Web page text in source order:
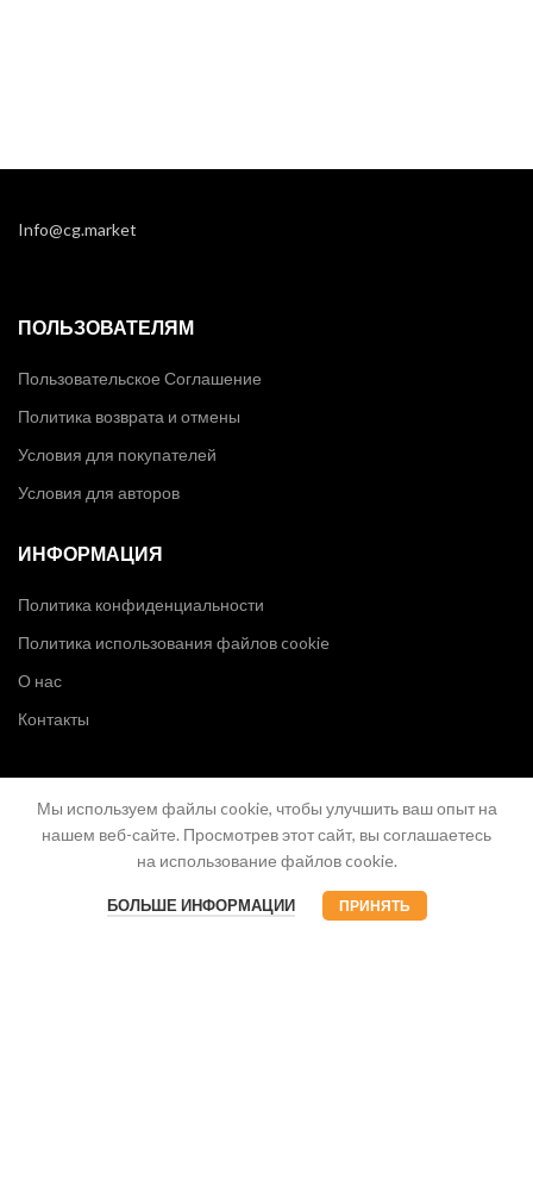
Info@cg.market
ПОЛЬЗОВАТЕЛЯМ
Пользовательское Соглашение
Политика возврата и отмены
Условия для покупателей
Условия для авторов
ИНФОРМАЦИЯ
Политика конфиденциальности
Политика использования файлов cookie
О нас
Контакты
Мы используем файлы cookie, чтобы улучшить ваш опыт на
нашем веб-сайте. Просмотрев этот сайт, вы соглашаетесь
на использование файлов cookie.
БОЛЬШЕ ИНФОРМАЦИИ ПРИНЯТЬ